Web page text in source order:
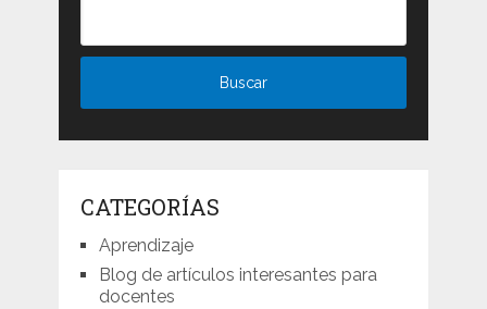
CATEGORÍAS
Aprendizaje
Blog de artículos interesantes para
docentes